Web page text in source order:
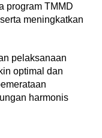
program TMMD
meningkatkan
pelaksanaan
optimal dan
harmonis